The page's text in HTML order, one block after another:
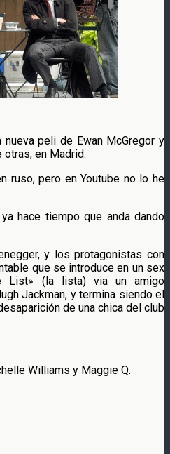
peli de Ewan McGregor y
otras, en Madrid.
ruso, pero en Youtube no lo he
hace tiempo que anda dando
y los protagonistas con
que se introduce en un sex
List» (la lista) via un amigo
Jackman, y termina siendo el
de una chica del club
Williams y Maggie Q.